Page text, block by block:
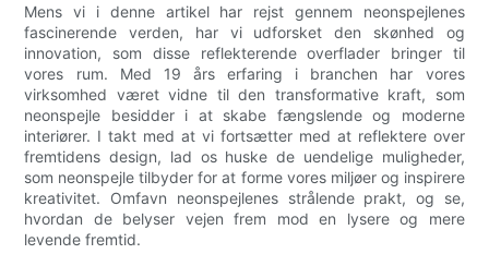
Mens vi i denne artikel har rejst gennem neonspejlenes
fascinerende verden, har vi udforsket den skønhed og
innovation, som disse reflekterende overflader bringer til
vores rum. Med 19 års erfaring i branchen har vores
virksomhed været vidne til den transformative kraft, som
neonspejle besidder i at skabe fængslende og moderne
interiører. I takt med at vi fortsætter med at reflektere over
fremtidens design, lad os huske de uendelige muligheder,
som neonspejle tilbyder for at forme vores miljøer og inspirere
kreativitet. Omfavn neonspejlenes strålende prakt, og se,
hvordan de belyser vejen frem mod en lysere og mere
levende fremtid.